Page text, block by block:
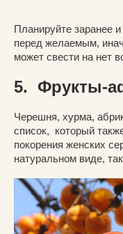
Планируйте заранее
перед желаемым,
может свести на нет
5. Фрукты-
Черешня, хурма,
список, который
покорения женских
натуральном виде,